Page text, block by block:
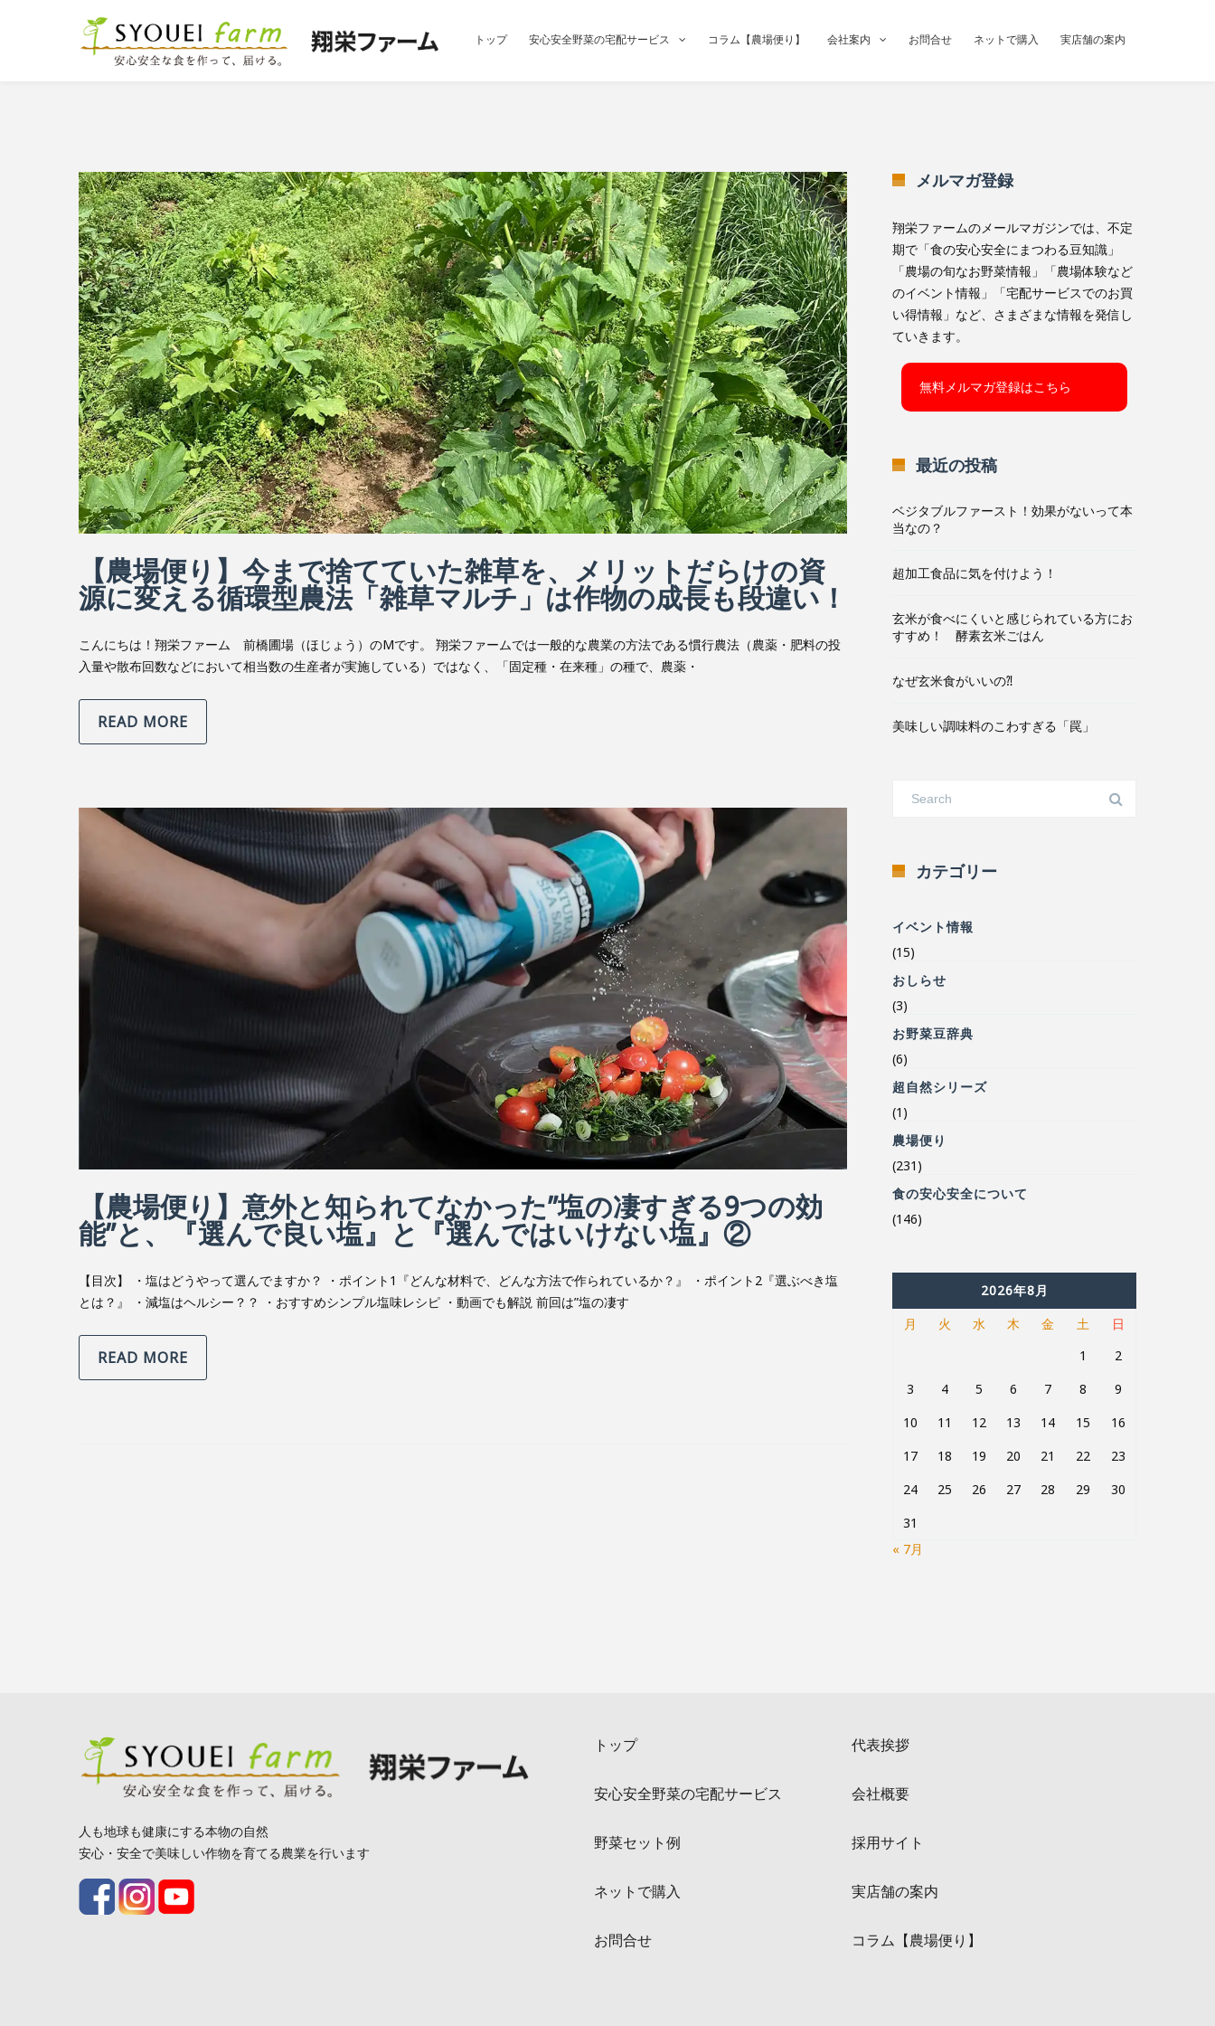
トップ 安心安全野菜の宅配サービス コラム【農場便り】 会社案内 お問合せ ネットで購入 実店舗の案内
【農場便り】今まで捨てていた雑草を、メリットだらけの資
源に変える循環型農法「雑草マルチ」は作物の成長も段違い！
こんにちは！翔栄ファーム 前橋圃場（ほじょう）のMです。 翔栄ファームでは一般的な農業の方法である慣行農法（農薬・肥料の投
入量や散布回数などにおいて相当数の生産者が実施している）ではなく、「固定種・在来種」の種で、農薬・
READ MORE
【農場便り】意外と知られてなかった”塩の凄すぎる9つの効
能”と、『選んで良い塩』と『選んではいけない塩』②
【目次】 ・塩はどうやって選んでますか？ ・ポイント1『どんな材料で、どんな方法で作られているか？』 ・ポイント2『選ぶべき塩
とは？』 ・減塩はヘルシー？？ ・おすすめシンプル塩味レシピ ・動画でも解説 前回は”塩の凄す
READ MORE
メルマガ登録
翔栄ファームのメールマガジンでは、不定
期で「食の安心安全にまつわる豆知識」
「農場の旬なお野菜情報」「農場体験など
のイベント情報」「宅配サービスでのお買
い得情報」など、さまざまな情報を発信し
ていきます。
無料メルマガ登録はこちら
最近の投稿
ベジタブルファースト！効果がないって本
当なの？
超加工食品に気を付けよう！
玄米が食べにくいと感じられている方にお
すすめ！ 酵素玄米ごはん
なぜ玄米食がいいの⁈
美味しい調味料のこわすぎる「罠」
カテゴリー
イベント情報
(15)
おしらせ
(3)
お野菜豆辞典
(6)
超自然シリーズ
(1)
農場便り
(231)
食の安心安全について
(146)
2026年8月
月
火 水 木 金 土
日
1
2
3
4 5 6 7 8
9
10
11 12 13 14 15
16
17
18 19 20 21 22
23
24
25 26 27 28 29
30
31
« 7月
人も地球も健康にする本物の自然
安心・安全で美味しい作物を育てる農業を行います
トップ 代表挨拶
安心安全野菜の宅配サービス 会社概要
野菜セット例 採用サイト
ネットで購入 実店舗の案内
お問合せ コラム【農場便り】